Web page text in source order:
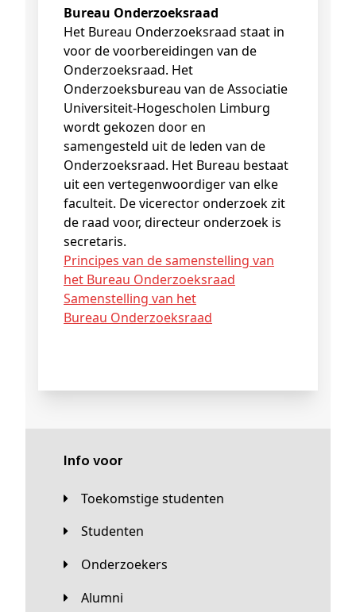
Bureau Onderzoeksraad
Het Bureau Onderzoeksraad staat in
voor de voorbereidingen van de
Onderzoeksraad. Het
Onderzoeksbureau van de Associatie
Universiteit-Hogescholen Limburg
wordt gekozen door en
samengesteld uit de leden van de
Onderzoeksraad. Het Bureau bestaat
uit een vertegenwoordiger van elke
faculteit. De vicerector onderzoek zit
de raad voor, directeur onderzoek is
secretaris.
Principes van de samenstelling van
het Bureau Onderzoeksraad
Samenstelling van het
Bureau Onderzoeksraad
Info voor
Toekomstige studenten
Studenten
Onderzoekers
Alumni